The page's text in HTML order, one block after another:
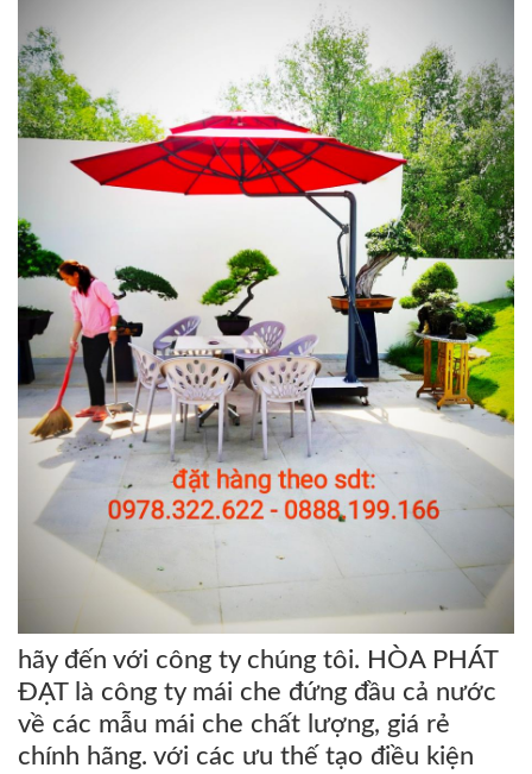
hãy đến với công ty chúng tôi. HÒA PHÁT
ĐẠT là công ty mái che đứng đầu cả nước
về các mẫu mái che chất lượng, giá rẻ
chính hãng. với các ưu thế tạo điều kiện